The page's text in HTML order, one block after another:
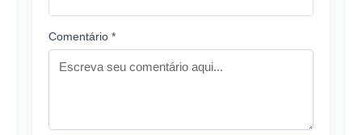
Comentário *